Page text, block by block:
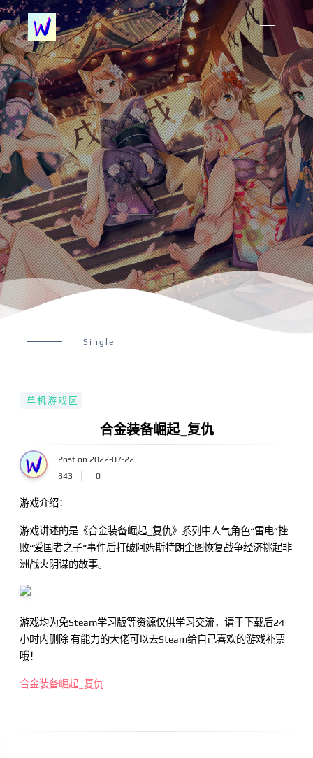
Single
单机游戏区
合金装备崛起_复仇
Post on 2022-07-22
343
0
游戏介绍：
游戏讲述的是《合金装备崛起_复仇》系列中人气角色“雷电”挫
败“爱国者之子“事件后打破阿姆斯特朗企图恢复战争经济挑起非
洲战火阴谋的故事。
游戏均为免Steam学习版等资源仅供学习交流，请于下载后24
小时内删除 有能力的大佬可以去Steam给自己喜欢的游戏补票
哦！
合金装备崛起_复仇